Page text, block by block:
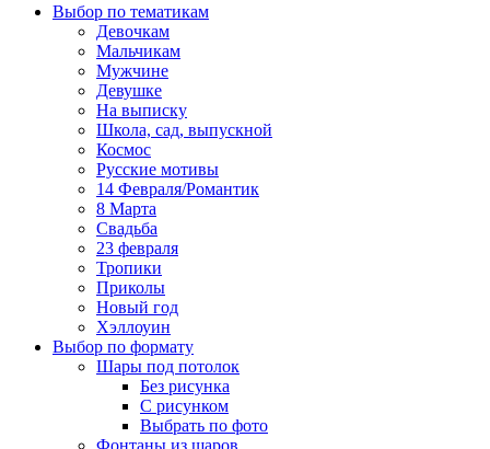
Выбор по тематикам
Девочкам
Мальчикам
Мужчине
Девушке
На выписку
Школа, сад, выпускной
Космос
Русские мотивы
14 Февраля/Романтик
8 Марта
Свадьба
23 февраля
Тропики
Приколы
Новый год
Хэллоуин
Выбор по формату
Шары под потолок
Без рисунка
С рисунком
Выбрать по фото
Фонтаны из шаров